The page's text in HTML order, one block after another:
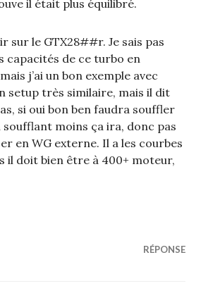
il était plus équilibré.
sur le GTX28##r. Je sais pas
capacités de ce turbo en
j’ai un bon exemple avec
setup très similaire, mais il dit
si oui bon ben faudra souffler
moins ça ira, donc pas
en WG externe. Il a les courbes
il doit bien être à 400+ moteur,
RÉPONSE